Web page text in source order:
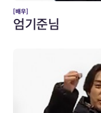
[배우]
엄기준님